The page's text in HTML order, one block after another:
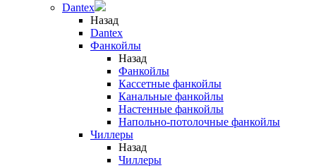
Dantex
Назад
Dantex
Фанкойлы
Назад
Фанкойлы
Кассетные фанкойлы
Канальные фанкойлы
Настенные фанкойлы
Напольно-потолочные фанкойлы
Чиллеры
Назад
Чиллеры